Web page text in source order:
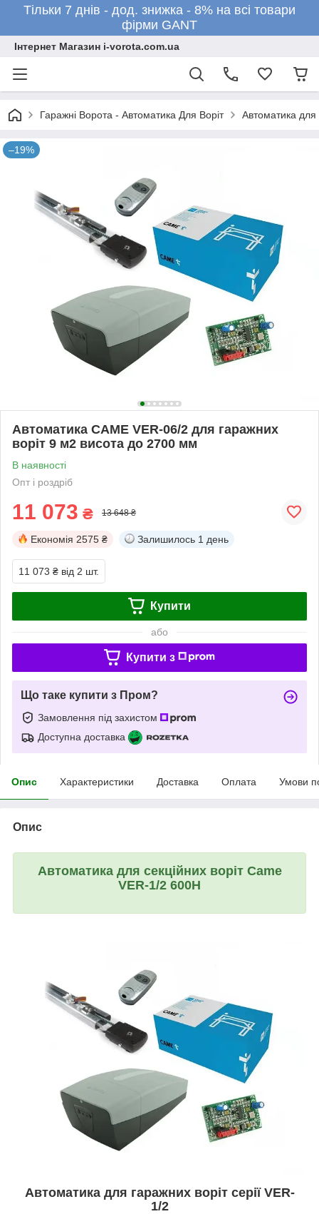
Тільки 7 днів - дод. знижка - 8% на всі товари
фірми GANT
Інтернет Магазин i-vorota.com.ua
Гаражні Ворота - Автоматика Для Воріт Автоматика для
–19%
Автоматика CAME VER-06/2 для гаражних
воріт 9 м2 висота до 2700 мм
В наявності
Опт і роздріб
11 073 ₴ 13 648 ₴
Економія 2575 ₴ Залишилось 1 день
11 073 ₴ від 2 шт.
Купити
або
Купити з
Що таке купити з Пром?
Замовлення під захистом
Доступна доставка
Опис Характеристики Доставка Оплата Умови
Опис
Автоматика для секційних воріт Came
VER-1/2 600H
Автоматика для гаражних воріт серії VER-
1/2